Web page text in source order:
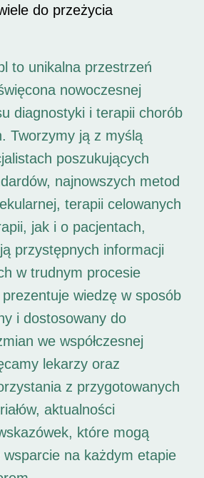
do przeżycia
to unikalna przestrzeń
nowoczesnej
diagnostyki i terapii chorób
Tworzymy ją z myślą
poszukujących
najnowszych metod
terapii celowanych
jak i o pacjentach,
przystępnych informacji
w trudnym procesie
wiedzę w sposób
i dostosowany do
we współczesnej
lekarzy oraz
z przygotowanych
aktualności
które mogą
na każdym etapie